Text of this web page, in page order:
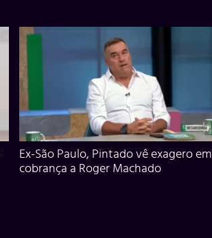
Ex-São Paulo, Pintado vê exagero em
cobrança a Roger Machado